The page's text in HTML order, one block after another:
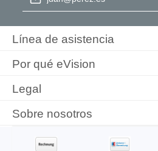
términos y condiciones generales
Línea de asistencia
Por qué eVision
Legal
Sobre nosotros